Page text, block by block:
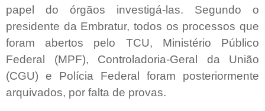
papel do órgãos investigá-las. Segundo o
presidente da Embratur, todos os processos que
foram abertos pelo TCU, Ministério Público
Federal (MPF), Controladoria-Geral da União
(CGU) e Polícia Federal foram posteriormente
arquivados, por falta de provas.